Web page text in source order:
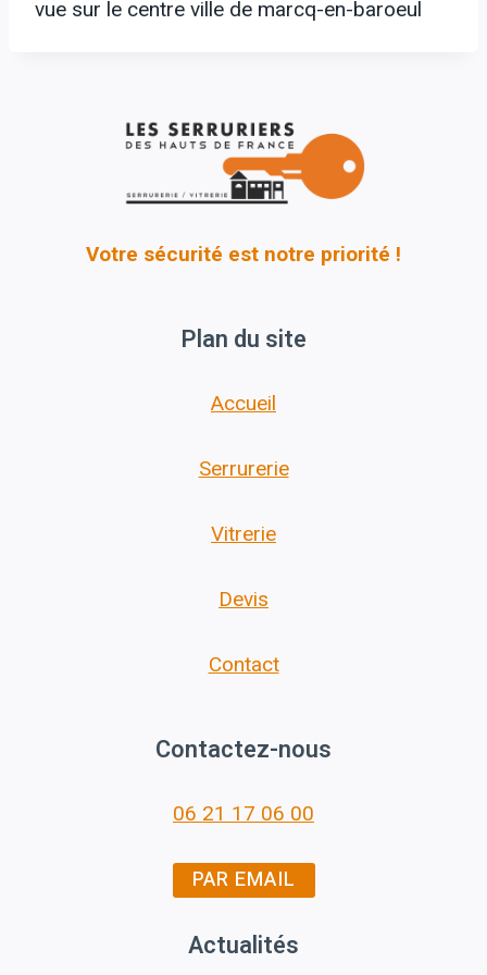
vue sur le centre ville de marcq-en-baroeul
Votre sécurité est notre priorité !
Plan du site
Accueil
Serrurerie
Vitrerie
Devis
Contact
Contactez-nous
06 21 17 06 00
PAR EMAIL
Actualités